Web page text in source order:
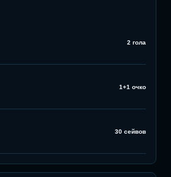
2 гола
1+1 очко
30 сейвов